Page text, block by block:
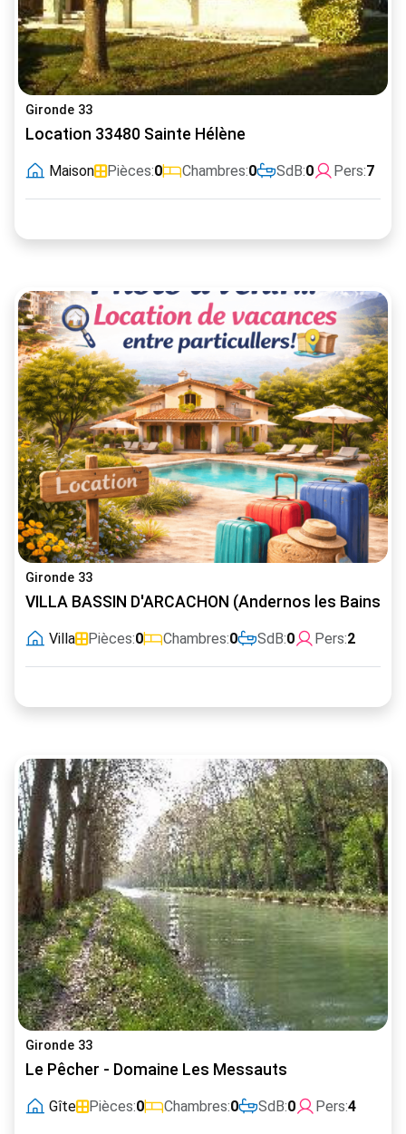
Gironde 33
Location 33480 Sainte Hélène
Maison Pièces:0 Chambres:0 SdB:0 Pers:7
Gironde 33
VILLA BASSIN D'ARCACHON (Andernos les Bains)
Villa Pièces:0 Chambres:0 SdB:0 Pers:2
Gironde 33
Le Pêcher - Domaine Les Messauts
Gîte Pièces:0 Chambres:0 SdB:0 Pers:4